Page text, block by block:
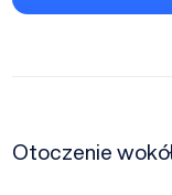
Otoczenie